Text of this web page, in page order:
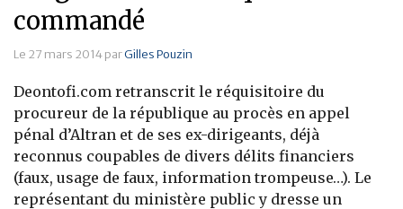
commandé
Le 27 mars 2014 parGilles Pouzin
Deontofi.com retranscrit le réquisitoire du
procureur de la république au procès en appel
pénal d’Altran et de ses ex-dirigeants, déjà
reconnus coupables de divers délits financiers
(faux, usage de faux, information trompeuse…). Le
représentant du ministère public y dresse un